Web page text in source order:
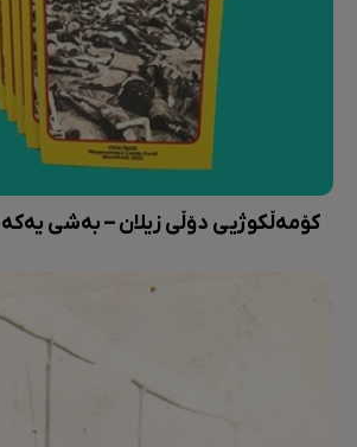
کۆمەڵکوژیی دۆڵی زیلان – بەشی